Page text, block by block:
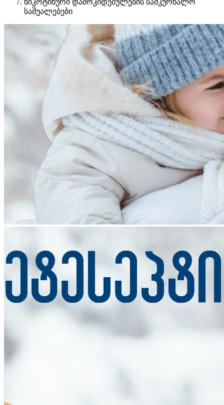
ნიკოტინური დამოკიდებულების სამკურნალო
საშუალებები